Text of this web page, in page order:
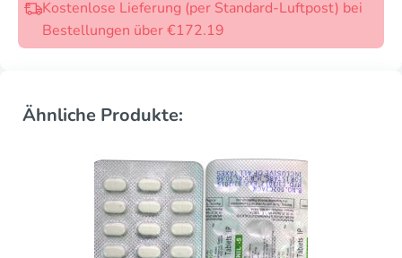
Kostenlose Lieferung (per Standard-Luftpost) bei
Bestellungen über €172.19
Ähnliche Produkte: